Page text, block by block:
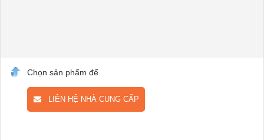
Chọn sản phẩm để
LIÊN HỆ NHÀ CUNG CẤP